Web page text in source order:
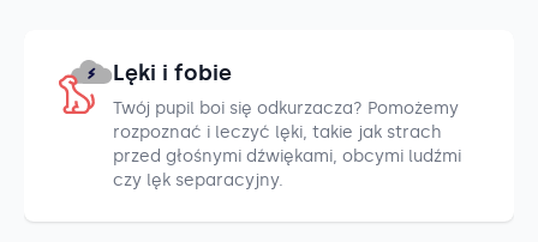
Lęki i fobie
Twój pupil boi się odkurzacza? Pomożemy
rozpoznać i leczyć lęki, takie jak strach
przed głośnymi dźwiękami, obcymi ludźmi
czy lęk separacyjny.